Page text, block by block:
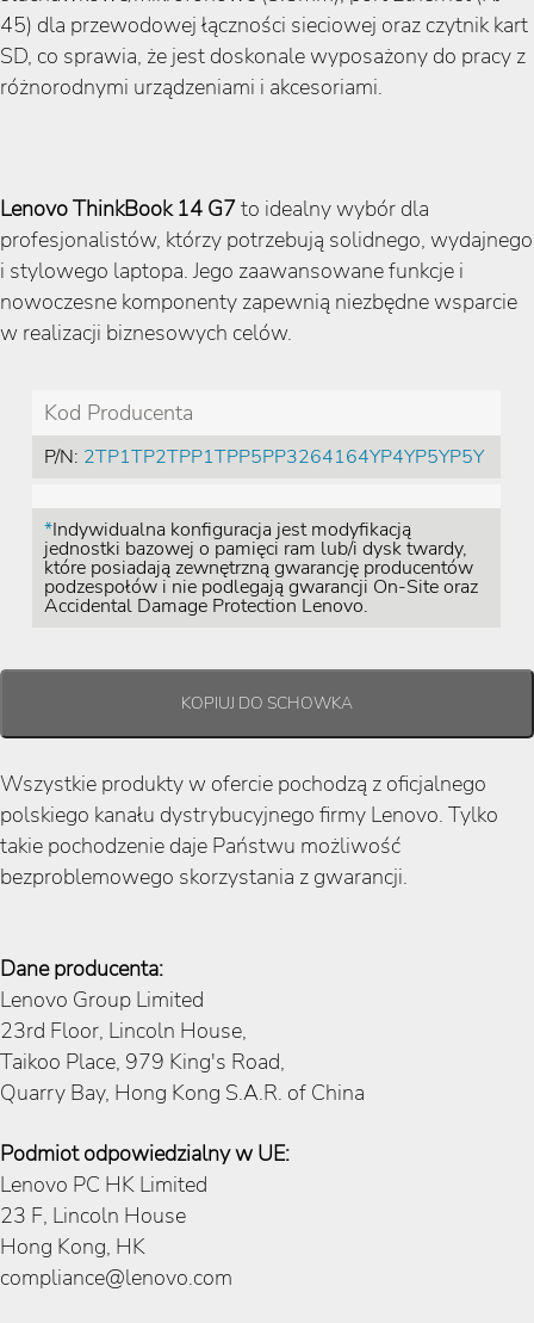
45) dla przewodowej łączności sieciowej oraz czytnik kart
SD, co sprawia, że jest doskonale wyposażony do pracy z
różnorodnymi urządzeniami i akcesoriami.
Lenovo ThinkBook 14 G7 to idealny wybór dla
profesjonalistów, którzy potrzebują solidnego, wydajnego
i stylowego laptopa. Jego zaawansowane funkcje i
nowoczesne komponenty zapewnią niezbędne wsparcie
w realizacji biznesowych celów.
Kod Producenta
P/N: 2TP1TP2TPP1TPP5PP3264164YP4YP5YP5Y
*Indywidualna konfiguracja jest modyfikacją
jednostki bazowej o pamięci ram lub/i dysk twardy,
które posiadają zewnętrzną gwarancję producentów
podzespołów i nie podlegają gwarancji On-Site oraz
Accidental Damage Protection Lenovo.
Wszystkie produkty w ofercie pochodzą z oficjalnego
polskiego kanału dystrybucyjnego firmy Lenovo. Tylko
takie pochodzenie daje Państwu możliwość
bezproblemowego skorzystania z gwarancji.
Dane producenta:
Lenovo Group Limited
23rd Floor, Lincoln House,
Taikoo Place, 979 King's Road,
Quarry Bay, Hong Kong S.A.R. of China
Podmiot odpowiedzialny w UE:
Lenovo PC HK Limited
23 F, Lincoln House
Hong Kong, HK
compliance@lenovo.com